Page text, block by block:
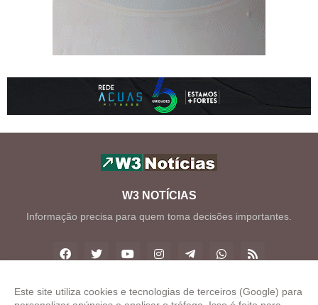
W3 NOTÍCIAS
Informação precisa para quem toma decisões importantes.
Este site utiliza cookies e tecnologias de terceiros (Google) para